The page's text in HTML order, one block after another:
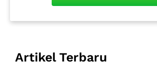
Artikel Terbaru